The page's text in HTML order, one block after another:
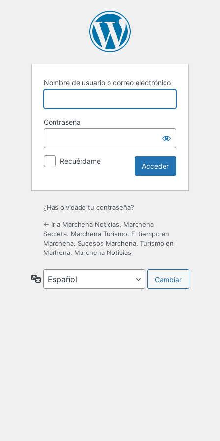
Nombre de usuario o correo electrónico
Contraseña
Recuérdame
¿Has olvidado tu contraseña?
← Ir a Marchena Noticias. Marchena
Secreta. Marchena Turismo. El tiempo en
Marchena. Sucesos Marchena. Turismo en
Marhena. Marchena Noticias
Idioma